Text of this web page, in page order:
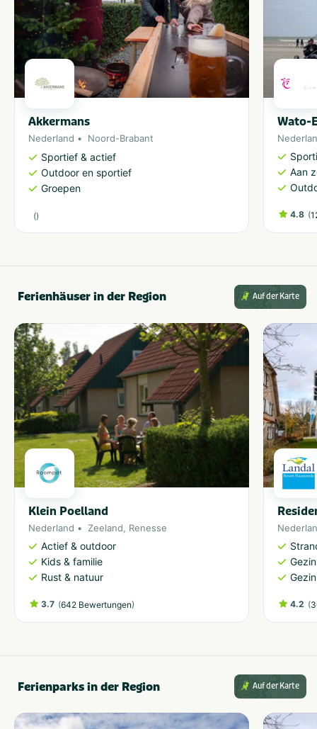
Akkermans
Nederland Noord-Brabant
Sportief & actief
Outdoor en sportief
Groepen
()
Wato-
Aan
4.8 (
Ferienhäuser in der Region Auf der Karte
Klein Poelland
Nederland Zeeland, Renesse
Actief & outdoor
Kids & familie
Rust & natuur
3.7 (642 Bewertungen) 4.2 (
Ferienparks in der Region Auf der Karte